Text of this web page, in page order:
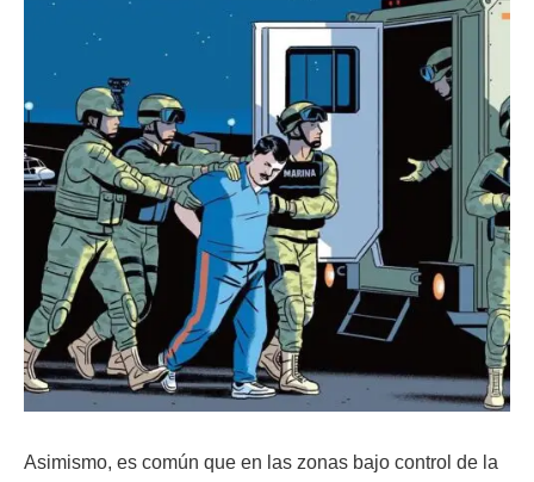
Asimismo, es común que en las zonas bajo control de la